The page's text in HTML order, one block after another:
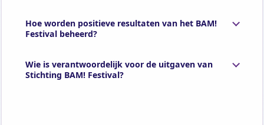
Hoe worden positieve resultaten van het BAM!
Festival beheerd?
Wie is verantwoordelijk voor de uitgaven van
Stichting BAM! Festival?